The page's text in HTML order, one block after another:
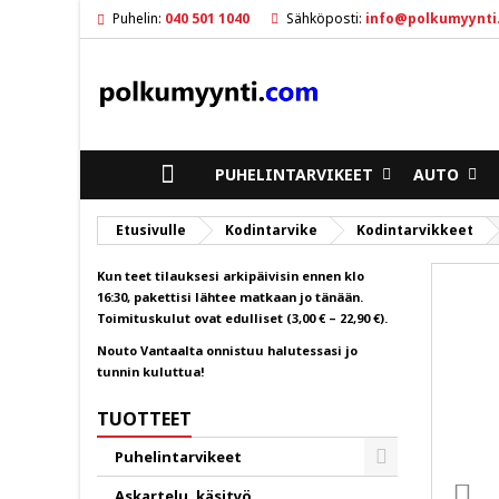
Puhelin: 040 501 1040 Sähköposti:
ETUSIVULLE
PUHELINTARVIKEET AUTO
Etusivulle Kodintarvike Kodintarvikkeet
Kun teet tilauksesi arkipäivisin ennen klo
16:30, pakettisi lähtee matkaan jo tänään.
Toimituskulut ovat edulliset (3,00 € – 22,90 €).
Nouto Vantaalta onnistuu halutessasi jo
tunnin kuluttua!
TUOTTEET
Puhelintarvikeet